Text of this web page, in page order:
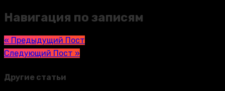
Навигация по записям
« Предыдущий Пост
Следующий Пост »
Другие статьи